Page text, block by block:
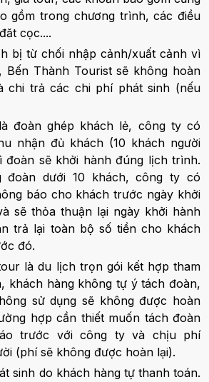
gồm trong chương trình, các điều
cọc....
bị từ chối nhập cảnh/xuất cảnh vì
Bến Thành Tourist sẽ không hoàn
chi trả các chi phí phát sinh (nếu
đoàn ghép khách lẻ, công ty có
nhận đủ khách (10 khách người
đoàn sẽ khởi hành đúng lịch trình.
đoàn dưới 10 khách, công ty có
báo cho khách trước ngày khởi
sẽ thỏa thuận lại ngày khởi hành
trả lại toàn bộ số tiền cho khách
đó.
là du lịch trọn gói kết hợp tham
khách hàng không tự ý tách đoàn,
sử dụng sẽ không được hoàn
hợp cần thiết muốn tách đoàn
trước với công ty và chịu phí
(phí sẽ không được hoàn lại).
sinh do khách hàng tự thanh toán.